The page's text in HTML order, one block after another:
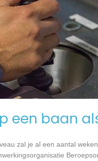
een baan
zal je al een aantal